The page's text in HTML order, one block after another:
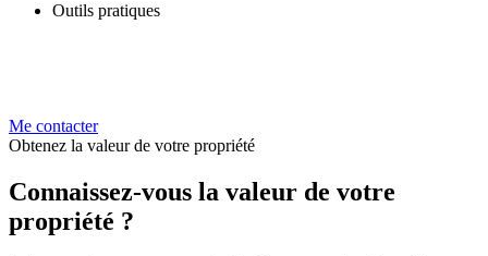
Outils pratiques
Me contacter
Obtenez la valeur de votre propriété
Connaissez-vous la valeur de votre
propriété ?